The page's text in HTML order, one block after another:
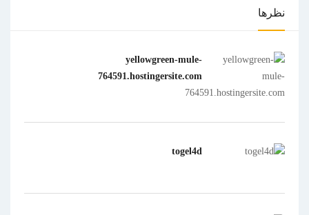
نظرها
yellowgreen-mule-
764591.hostingersite.com
togel4d